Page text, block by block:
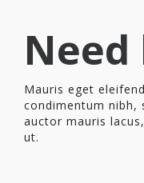
Need
Mauris eget
condimentum nibh,
auctor mauris
ut.